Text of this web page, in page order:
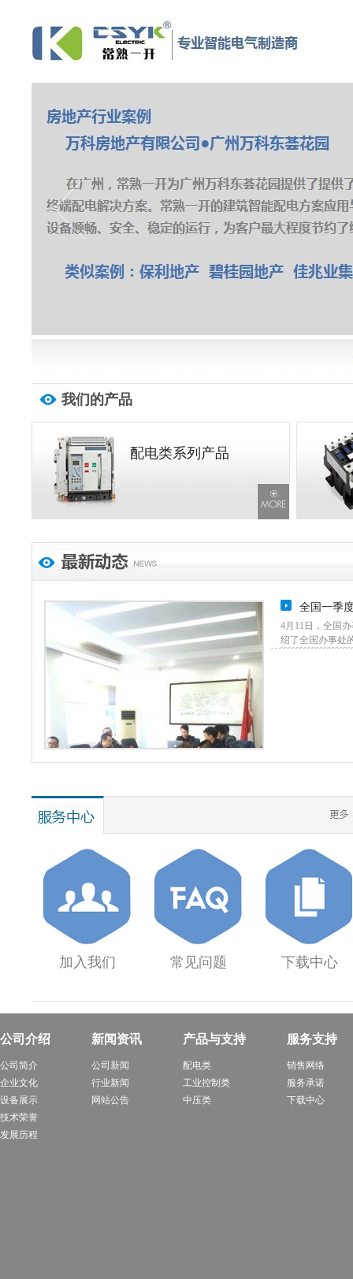
我们的产品
配电类系列产品
全国一季
4月11日，全国
绍了全国办事处
加入我们 常见问题 下载中心
公司介绍
公司简介
企业文化
设备展示
技术荣誉
发展历程
新闻资讯
公司新闻
行业新闻
网站公告
产品与支持
配电类
工业控制类
中压类
服务支持
销售网络
服务承诺
下载中心